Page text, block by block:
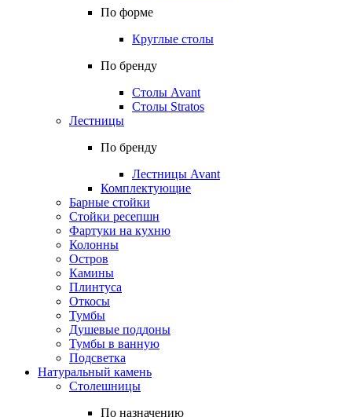
По форме
Круглые столы
По бренду
Столы Avant
Столы Stratos
Лестницы
По бренду
Лестницы Avant
Комплектующие
Барные стойки
Стойки ресепшн
Фартуки на кухню
Колонны
Остров
Камины
Плинтуса
Откосы
Тумбы
Душевые поддоны
Тумбы в ванную
Подсветка
Натуральный камень
Столешницы
По назначению